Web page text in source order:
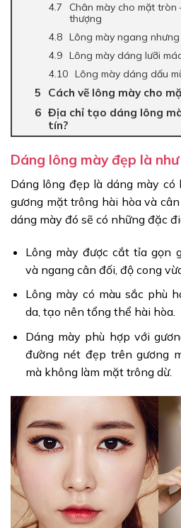
Chân mày cho mặt
thượng
Lông mày ngang
Lông mày dáng lưỡi
Lông mày dáng dấu
Cách vẽ lông mày cho
Địa chỉ tạo dáng lông
tín?
Dáng lông mày đẹp là
Dáng lông đẹp là dáng mày
gương mặt trông hài hòa và
dáng mày đó sẽ có những đặc
Lông mày được cắt tỉa gọn
và ngang cân đối, độ cong
Lông mày có màu sắc phù
da, tạo nên tổng thể hài hòa.
Dáng mày phù hợp với
đường nét đẹp trên gương
mà không làm mặt trông dừ.